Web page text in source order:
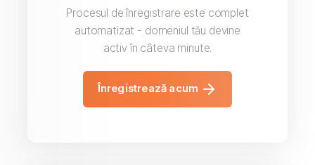
Procesul de înregistrare este complet
automatizat - domeniul tău devine
activ în câteva minute.
Înregistrează acum